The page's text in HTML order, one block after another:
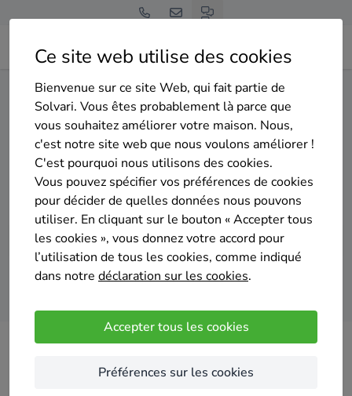
Ce site web utilise des cookies
Bienvenue sur ce site Web, qui fait partie de
Solvari. Vous êtes probablement là parce que
vous souhaitez améliorer votre maison. Nous,
c'est notre site web que nous voulons améliorer !
C'est pourquoi nous utilisons des cookies.
Vous pouvez spécifier vos préférences de cookies
pour décider de quelles données nous pouvons
utiliser. En cliquant sur le bouton « Accepter tous
les cookies », vous donnez votre accord pour
l’utilisation de tous les cookies, comme indiqué
dans notre déclaration sur les cookies.
Accepter tous les cookies
Préférences sur les cookies
Home Pompe à chaleur Liège Lontzen
Gratuit et sans engagement
Top 20 des installateurs de
pompes à chaleur à Lontzen
Comparer des devis